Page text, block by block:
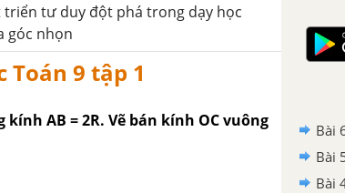
triển tư duy đột phá trong dạy học
góc nhọn
Toán 9 tập 1
AB = 2R. Vẽ bán kính OC vuông